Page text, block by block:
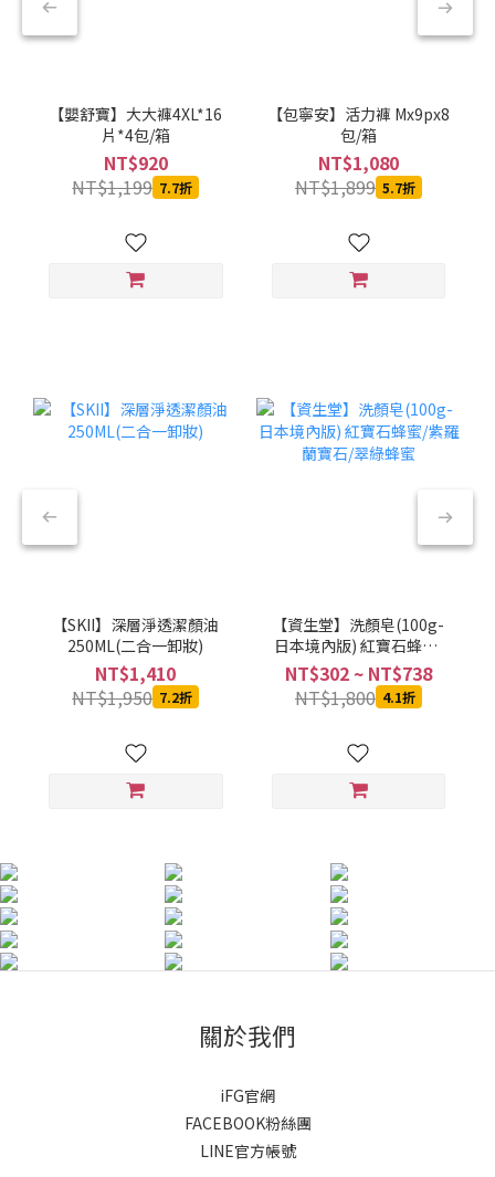
【嬰舒寶】大大褲4XL*16
片*4包/箱
NT$920
NT$1,199 7.7折
【包寧安】活力褲 Mx9px8
包/箱
NT$1,080
NT$1,899 5.7折
【SKII】深層淨透潔顏油
250ML(二合一卸妝)
NT$1,410
NT$1,950 7.2折
【資生堂】洗顏皂(100g-
日本境內版) 紅寶石蜂蜜/
紫羅蘭寶石/翠綠蜂蜜
NT$302 ~ NT$738
NT$1,800 4.1折
關於我們
iFG官網
FACEBOOK粉絲團
LINE官方帳號